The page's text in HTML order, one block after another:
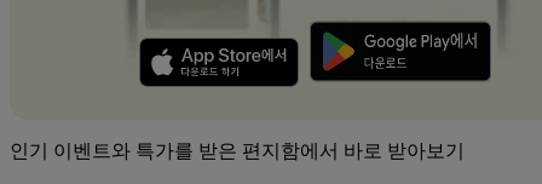
인기 이벤트와 특가를 받은 편지함에서 바로 받아보기